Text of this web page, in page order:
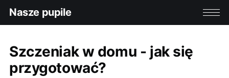
Nasze pupile
Szczeniak w domu - jak się
przygotować?